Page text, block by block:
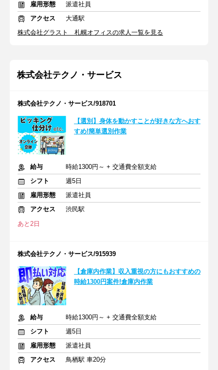
雇用形態
派遣社員
アクセス
大通駅
株式会社グラスト 札幌オフィスの求人一覧を見る
株式会社テクノ・サービス
株式会社テクノ・サービス/918701
【選別】身体を動かすことが好きな方へおす
すめ!簡単選別作業
給与
時給1300円～ + 交通費全額支給
シフト
週5日
雇用形態
派遣社員
アクセス
渋民駅
あと2日
株式会社テクノ・サービス/915939
【倉庫内作業】収入重視の方にもおすすめの
時給1300円案件!倉庫内作業
給与
時給1300円～ + 交通費全額支給
シフト
週5日
雇用形態
派遣社員
アクセス
鳥栖駅 車20分